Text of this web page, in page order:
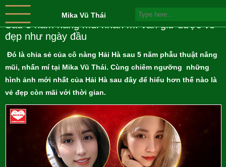
Mika Vũ Thái
Sau 5 năm nâng mũi nhấn mí vẫn giữ được vẻ
đẹp như ngày đầu
Đó là chia sẻ của cô nàng Hải Hà sau 5 năm phẫu thuật nâng
mũi, nhấn mí tại Mika Vũ Thái. Cùng chiêm ngưỡng những
hình ảnh mới nhất của Hải Hà sau đây để hiểu hơn thế nào là
vẻ đẹp còn mãi với thời gian.